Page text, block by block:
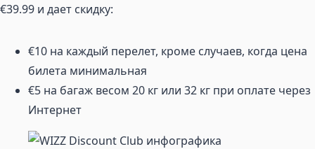
€39.99 и дает скидку:
€10 на каждый перелет, кроме случаев, когда цена
билета минимальная
€5 на багаж весом 20 кг или 32 кг при оплате через
Интернет